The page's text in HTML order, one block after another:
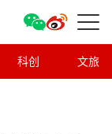
科创 文旅